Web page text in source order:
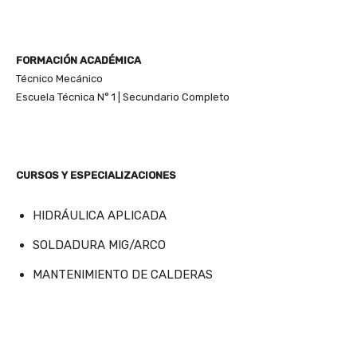
FORMACIÓN ACADÉMICA
Técnico Mecánico
Escuela Técnica N° 1 | Secundario Completo
CURSOS Y ESPECIALIZACIONES
HIDRÁULICA APLICADA
SOLDADURA MIG/ARCO
MANTENIMIENTO DE CALDERAS